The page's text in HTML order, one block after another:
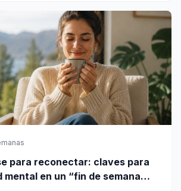
para reconectar: claves para
mental en un “fin de semana